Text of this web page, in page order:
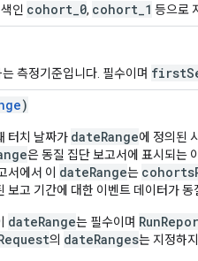
인 cohort_0, cohort_1 등으로
측정기준입니다. 필수이며
)
터치 날짜가 dateRange에 정의된
은 동질 집단 보고서에 표시되는
서에서 이 dateRange는
보고 기간에 대한 이벤트 데이터가 동
dateRange는 필수이며
의 dateRanges는 지정하